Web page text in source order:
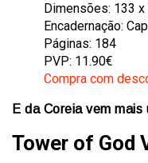
Dimensões: 133
Encadernação:
Páginas: 184
PVP: 11.90€
Compra com
E da Coreia vem
Tower of God